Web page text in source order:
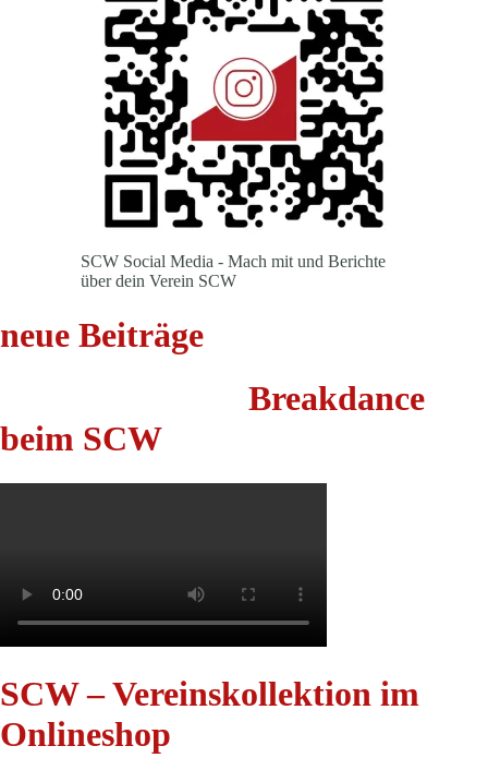
SCW Social Media - Mach mit und Berichte
über dein Verein SCW
neue Beiträge
Breakdance
beim SCW
SCW – Vereinskollektion im
Onlineshop